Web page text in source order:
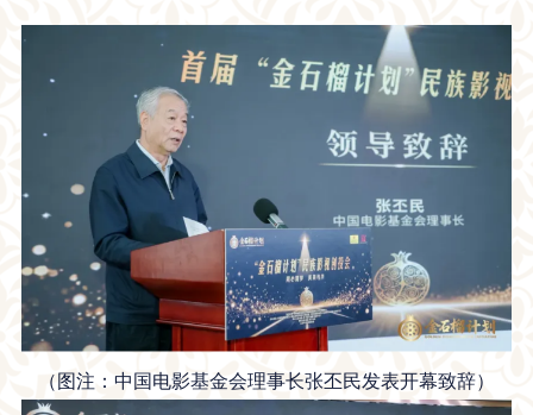
（图注：中国电影基金会理事长张丕民发表开幕致辞）